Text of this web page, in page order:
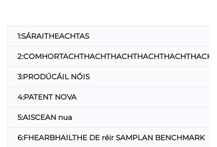
1:SÁRAITHEACHTAS
2:COMHORTACHTHACHTHACHTHACHTHACHTHACH
3:PRODÚCÁIL NÓIS
4:PATENT NOVA
5:AISCEAN nua
6:FHEARBHAILTHE DE réir SAMPLAN BENCHMARK